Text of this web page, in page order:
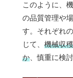
このように、
の品質管理や
す。それぞれ
じて、 機械収
か 、慎重に検